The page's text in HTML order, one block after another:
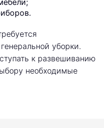
уборки.
к развешиванию
необходимые